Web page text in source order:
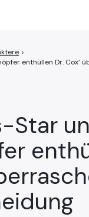
Star
›
enthüllen Dr. Cox’